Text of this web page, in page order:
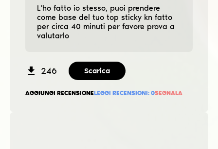
L'ho fatto io stesso, puoi prendere
come base del tuo top sticky kn fatto
per circa 40 minuti per favore prova a
valutarlo
246 Scarica
AGGIUNGI RECENSIONELEGGI RECENSIONI: 0SEGNALA